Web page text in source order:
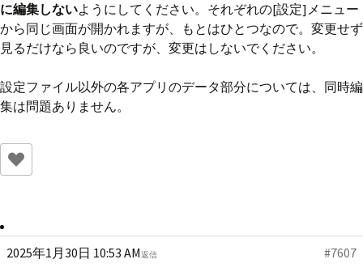
に編集しないようにしてください。それぞれの[設定]メニュー
から同じ画面が開かれますが、もとはひとつなので。変更せず
見るだけなら良いのですが、変更はしないでください。
設定ファイル以外の各アプリのデータ部分については、同時編
集は問題ありません。
2025年1月30日 10:53 AM #7607
返信